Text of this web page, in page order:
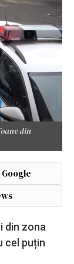
din
din zona
cel puțin